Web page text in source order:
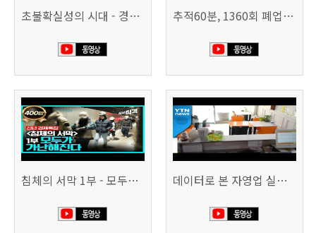
초불확실성의 시대 - 경제를 구하라 494회 (KBS 25.2.11) 추적60분, 1360회 폐업의 시대, 위기의 자영업자
침체의 서막 1부 - 모두가 가난해진다 | 시사직격 신년특집 데이터로 본 자영업 실태 - 매출 '뚝', 장수 업소도 '휘청'